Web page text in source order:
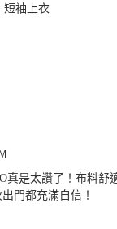
短袖上衣
真是太讚了！布料舒
門都充滿自信！